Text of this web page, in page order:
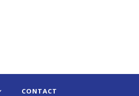
CONTACT